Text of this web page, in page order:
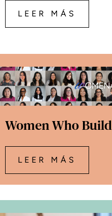
LEER MÁS
Women Who Build
LEER MÁS